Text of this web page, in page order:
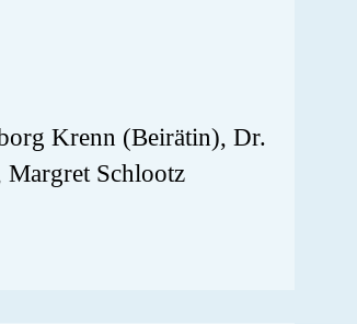
Krenn (Beirätin), Dr.
Margret Schlootz